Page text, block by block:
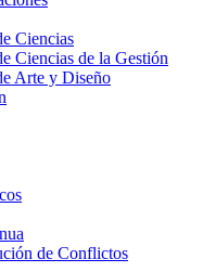
Ciencias
Ciencias de la Gestión
Arte y Diseño
de Conflictos